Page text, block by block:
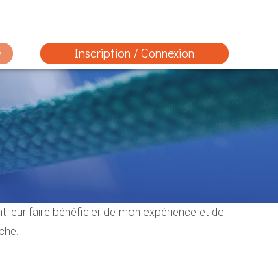
Inscription / Connexion
leur faire bénéficier de mon expérience et de